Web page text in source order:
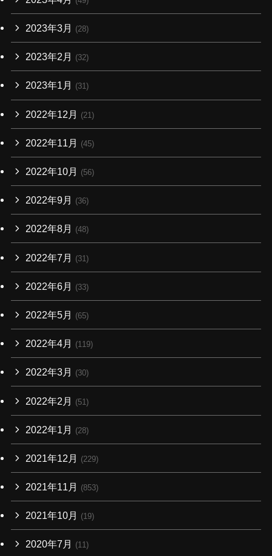
2023年3月 (28)
2023年2月 (32)
2023年1月 (31)
2022年12月 (21)
2022年11月 (45)
2022年10月 (56)
2022年9月 (36)
2022年8月 (48)
2022年7月 (31)
2022年6月 (33)
2022年5月 (65)
2022年4月 (119)
2022年3月 (30)
2022年2月 (51)
2022年1月 (28)
2021年12月 (229)
2021年11月 (853)
2021年10月 (19)
2020年7月 (11)